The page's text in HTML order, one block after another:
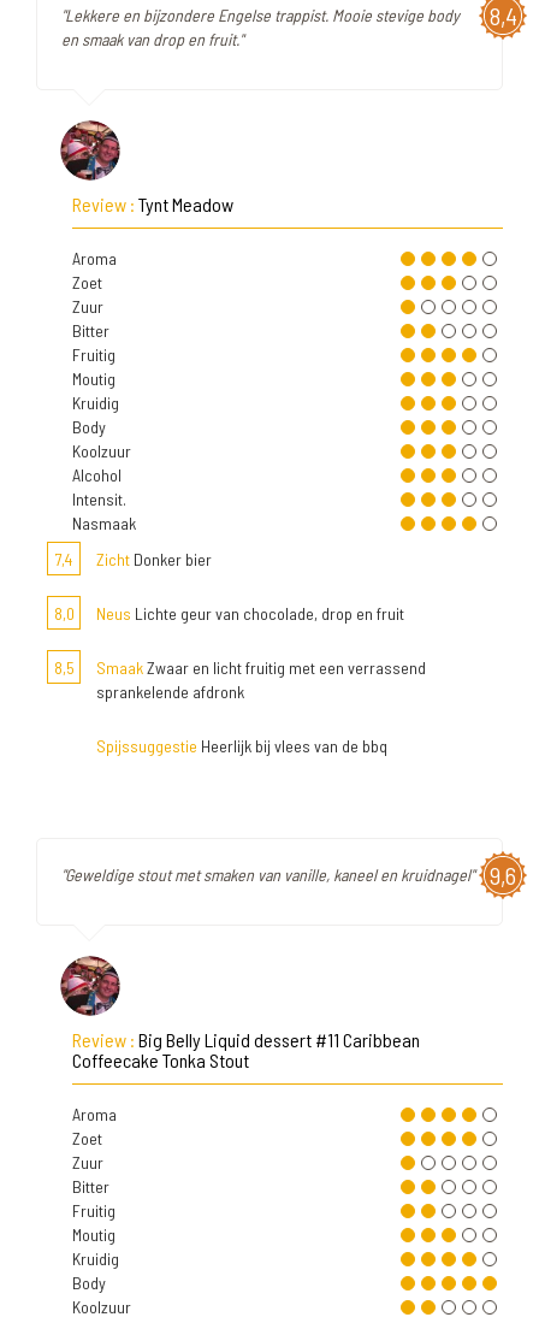
8,4
"Lekkere en bijzondere Engelse trappist. Mooie stevige body
en smaak van drop en fruit."
Review : Tynt Meadow
Aroma
Zoet
Zuur
Bitter
Fruitig
Moutig
Kruidig
Body
Koolzuur
Alcohol
Intensit.
Nasmaak
7,4
Zicht Donker bier
8,0 Neus Lichte geur van chocolade, drop en fruit
8,5 SmaakZwaar en licht fruitig met een verrassend
sprankelende afdronk
Spijssuggestie Heerlijk bij vlees van de bbq
9,6
"Geweldige stout met smaken van vanille, kaneel en kruidnagel"
Review : Big Belly Liquid dessert #11 Caribbean
Coffeecake Tonka Stout
Aroma
Zoet
Zuur
Bitter
Fruitig
Moutig
Kruidig
Body
Koolzuur